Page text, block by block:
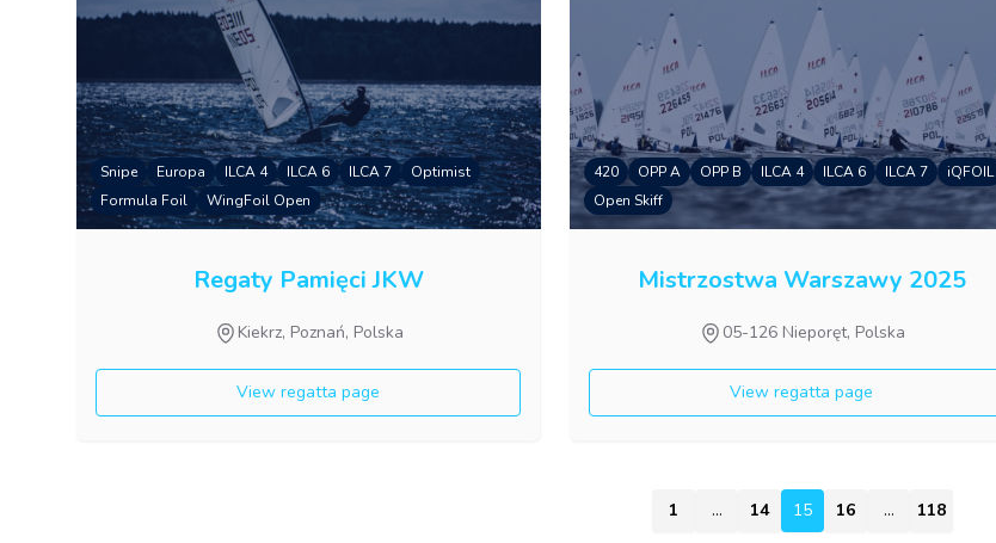
Snipe Europa ILCA 4 ILCA 6 ILCA 7
Optimist
Formula Foil
WingFoil Open
Regaty Pamięci JKW
Kiekrz, Poznań, Polska
View regatta page
420 OPP A OPP B ILCA 4 ILCA 6 ILCA 7
iQFOIL
Open Skiff
Mistrzostwa Warszawy 2025
05-126 Nieporęt, Polska
View regatta page
15
1 ... 14 15 16 ... 118